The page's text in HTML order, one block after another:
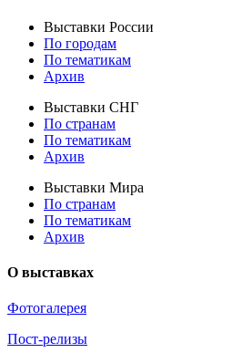
Выставки России
По городам
По тематикам
Архив
Выставки СНГ
По странам
По тематикам
Архив
Выставки Мира
По странам
По тематикам
Архив
О выставках
Фотогалерея
Пост-релизы